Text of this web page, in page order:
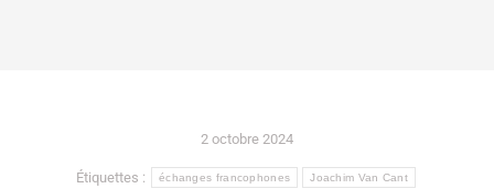
2 octobre 2024
Étiquettes : échanges francophones Joachim Van Cant